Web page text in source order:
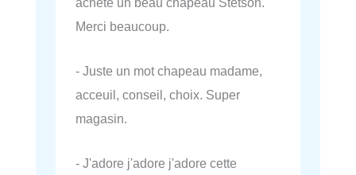
Merci beaucoup.
- Juste un mot chapeau madame,
acceuil, conseil, choix. Super
magasin.
- J'adore j'adore j'adore cette